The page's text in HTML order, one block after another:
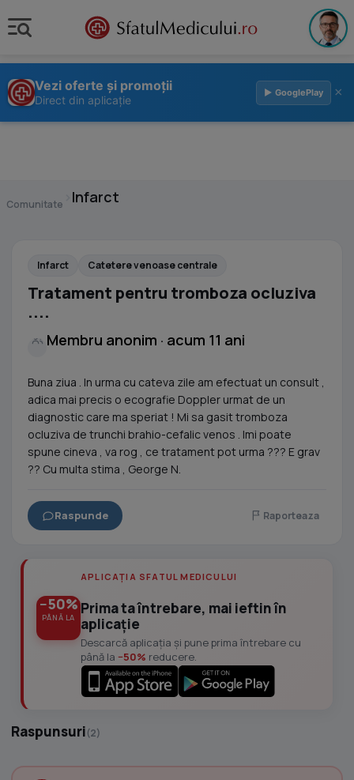
Vezi oferte și promoții
Direct din aplicație
▶ GooglePlay ×
Comunitate Infarct
Infarct Catetere venoase centrale
Tratament pentru tromboza ocluziva
....
Membru anonim · acum 11 ani
Buna ziua . In urma cu cateva zile am efectuat un consult ,
adica mai precis o ecografie Doppler urmat de un
diagnostic care ma speriat ! Mi sa gasit tromboza
ocluziva de trunchi brahio-cefalic venos . Imi poate
spune cineva , va rog , ce tratament pot urma ??? E grav
?? Cu multa stima , George N.
Raspunde Raporteaza
−50%
PÂNĂ LA
APLICAȚIA SFATUL MEDICULUI
Prima ta întrebare, mai ieftin în
aplicație
Descarcă aplicația și pune prima întrebare cu
până la −50% reducere.
Raspunsuri(2)